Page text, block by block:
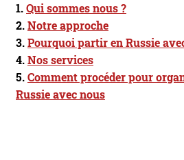
1.Qui sommes nous ?
2.Notre approche
3.Pourquoi partir en Russie
4.Nos services
5.Comment procéder pour
Russie avec nous